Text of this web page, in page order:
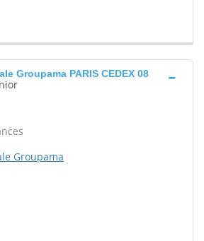
Groupama PARIS CEDEX 08
Groupama